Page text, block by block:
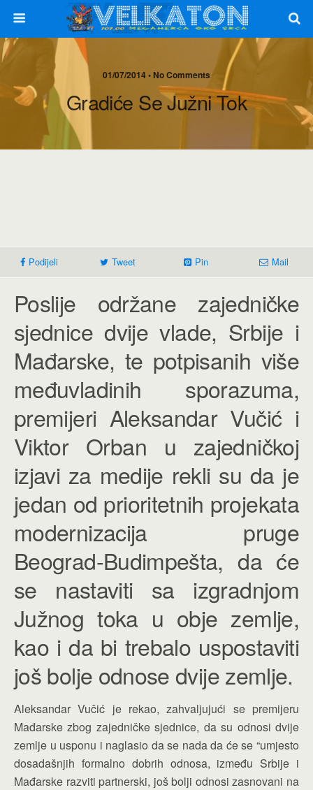
01/07/2014 • No Comments
Gradiće Se Južni Tok
Podijeli Tweet Pin Mail
Poslije održane zajedničke
sjednice dvije vlade, Srbije i
Mađarske, te potpisanih više
međuvladinih sporazuma,
premijeri Aleksandar Vučić i
Viktor Orban u zajedničkoj
izjavi za medije rekli su da je
jedan od prioritetnih projekata
modernizacija pruge
Beograd-Budimpešta, da će
se nastaviti sa izgradnjom
Južnog toka u obje zemlje,
kao i da bi trebalo uspostaviti
još bolje odnose dvije zemlje.
Aleksandar Vučić je rekao, zahvaljujući se premijeru
Mađarske zbog zajedničke sjednice, da su odnosi dvije
zemlje u usponu i naglasio da se nada da će se “umjesto
dosadašnjih formalno dobrih odnosa, između Srbije i
Mađarske razviti partnerski, još bolji odnosi zasnovani na